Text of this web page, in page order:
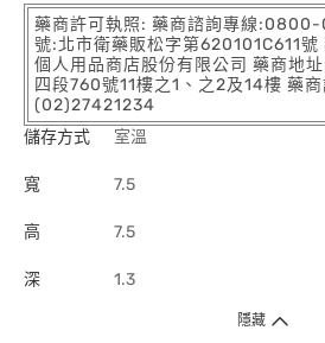
藥商許可執照: 藥商諮詢專線
號:北市衛藥販松字第620101C611
個人用品商店股份有限公司 藥商地
四段760號11樓之1、之2及14樓 藥
(02)27421234
儲存方式
室溫
寬 7.5
高 7.5
深 1.3
隱藏